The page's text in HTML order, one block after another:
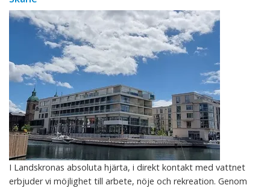
I Landskronas absoluta hjärta, i direkt kontakt med vattnet
erbjuder vi möjlighet till arbete, nöje och rekreation. Genom